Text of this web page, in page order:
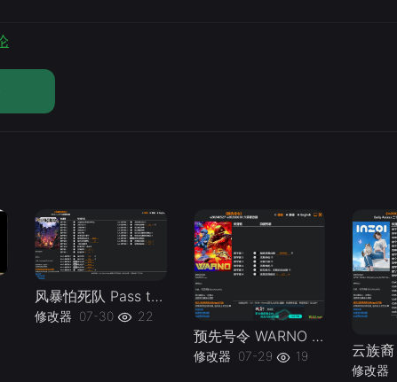
风暴怕死队 Pass the Fear v1.0.x Plus 27 Trainer-单机修改器下载-仅支持迅雷（部分修改器仅支持本站游戏本体
修改器 07-30 22
预先号令 WARNO v20240527-v20260630 Plus 6 Trainer-单机修改器下载-仅支持迅雷（部分修改器仅支持本站游戏本体
修改器 07-29
19
修改器